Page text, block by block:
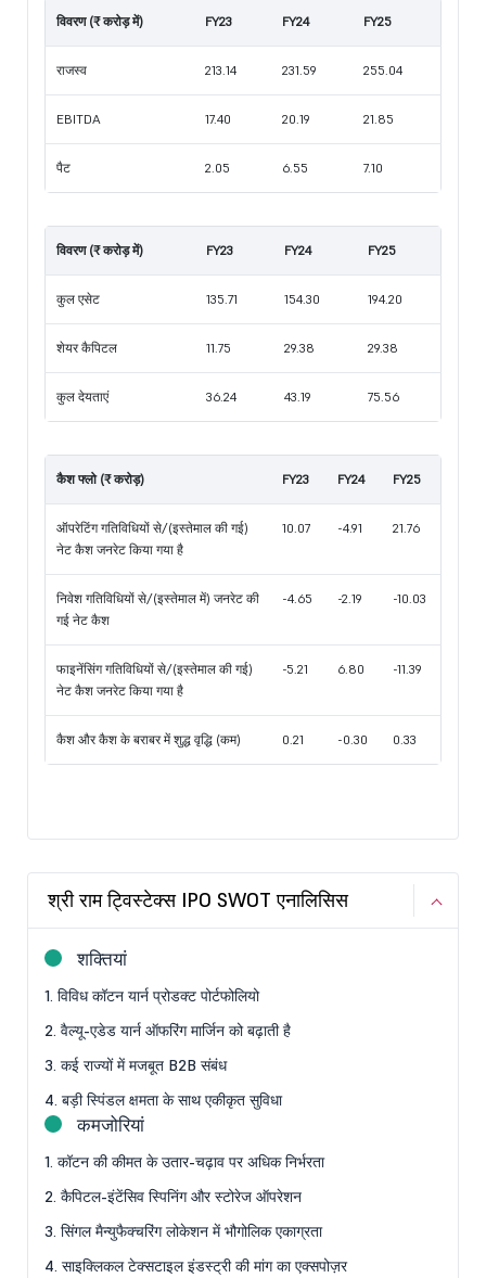
विवरण (₹ करोड़ में) FY23 FY24 FY25
राजस्व 213.14 231.59 255.04
EBITDA 17.40 20.19 21.85
पैट 2.05 6.55 7.10
विवरण (₹ करोड़ में) FY23 FY24 FY25
कुल एसेट 135.71 154.30 194.20
शेयर कैपिटल 11.75 29.38 29.38
कुल देयताएं 36.24 43.19 75.56
कैश फ्लो (₹ करोड़) FY23 FY24 FY25
ऑपरेटिंग गतिविधियों से/(इस्तेमाल की गई)
नेट कैश जनरेट किया गया है
10.07 -4.91 21.76
निवेश गतिविधियों से/(इस्तेमाल में) जनरेट की
गई नेट कैश
-4.65 -2.19 -10.03
फाइनेंसिंग गतिविधियों से/(इस्तेमाल की गई)
नेट कैश जनरेट किया गया है
-5.21 6.80 -11.39
कैश और कैश के बराबर में शुद्ध वृद्धि (कम) 0.21 -0.30 0.33
श्री राम ट्विस्टेक्स IPO SWOT एनालिसिस
शक्तियां
1. विविध कॉटन यार्न प्रोडक्ट पोर्टफोलियो
2. वैल्यू-एडेड यार्न ऑफरिंग मार्जिन को बढ़ाती है
3. कई राज्यों में मजबूत B2B संबंध
4. बड़ी स्पिंडल क्षमता के साथ एकीकृत सुविधा
कमजोरियां
1. कॉटन की कीमत के उतार-चढ़ाव पर अधिक निर्भरता
2. कैपिटल-इंटेंसिव स्पिनिंग और स्टोरेज ऑपरेशन
3. सिंगल मैन्युफैक्चरिंग लोकेशन में भौगोलिक एकाग्रता
4. साइक्लिकल टेक्सटाइल इंडस्ट्री की मांग का एक्सपोज़र